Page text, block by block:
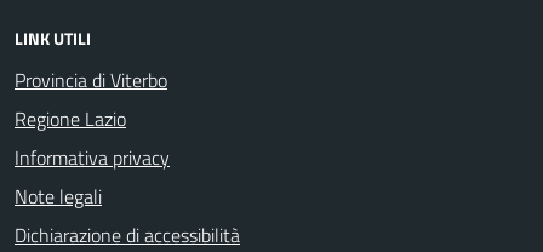
LINK UTILI
Provincia di Viterbo
Regione Lazio
Informativa privacy
Note legali
Dichiarazione di accessibilità